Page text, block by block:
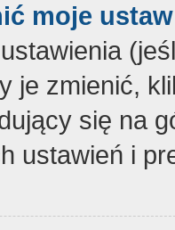
moje
je zmienić,
się na
ustawień i